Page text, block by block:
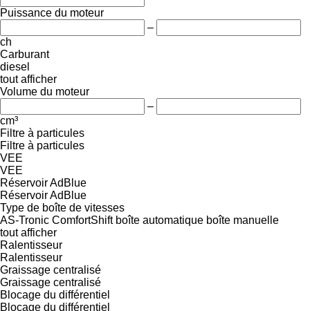
Puissance du moteur
–
ch
Carburant
diesel
tout afficher
Volume du moteur
–
cm³
Filtre à particules
Filtre à particules
VEE
VEE
Réservoir AdBlue
Réservoir AdBlue
Type de boîte de vitesses
AS-Tronic ComfortShift boîte automatique boîte manuelle
tout afficher
Ralentisseur
Ralentisseur
Graissage centralisé
Graissage centralisé
Blocage du différentiel
Blocage du différentiel